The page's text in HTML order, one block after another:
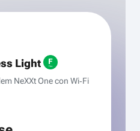
Light
NeXXt One con Wi‑Fi